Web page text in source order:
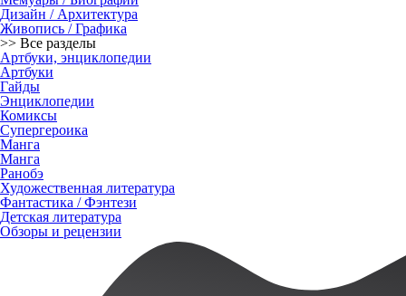
Дизайн / Архитектура
Живопись / Графика
>> Все разделы
Артбуки, энциклопедии
Артбуки
Гайды
Энциклопедии
Комиксы
Супергероика
Манга
Манга
Ранобэ
Художественная литература
Фантастика / Фэнтези
Детская литература
Обзоры и рецензии